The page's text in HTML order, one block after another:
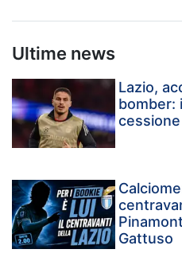
Ultime news
Lazio,
bomber:
Gattuso